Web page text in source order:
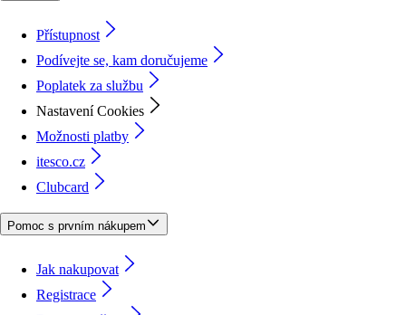
Přístupnost
Podívejte se, kam doručujeme
Poplatek za službu
Nastavení Cookies
Možnosti platby
itesco.cz
Clubcard
Pomoc s prvním nákupem
Jak nakupovat
Registrace